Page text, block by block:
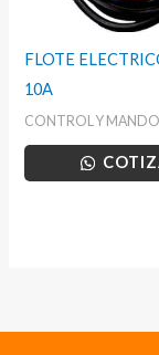
FLOTE
10A
CONTROL Y MANDO